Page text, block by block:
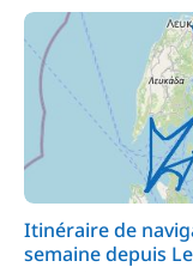
Itinéraire de
semaine depuis